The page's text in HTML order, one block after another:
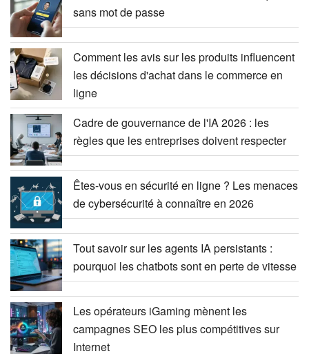
sans mot de passe
Comment les avis sur les produits influencent
les décisions d'achat dans le commerce en
ligne
Cadre de gouvernance de l'IA 2026 : les
règles que les entreprises doivent respecter
Êtes-vous en sécurité en ligne ? Les menaces
de cybersécurité à connaître en 2026
Tout savoir sur les agents IA persistants :
pourquoi les chatbots sont en perte de vitesse
Les opérateurs iGaming mènent les
campagnes SEO les plus compétitives sur
Internet